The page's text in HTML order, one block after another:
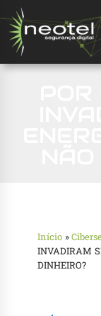
Início »
INVADIRAM
DINHEIRO?